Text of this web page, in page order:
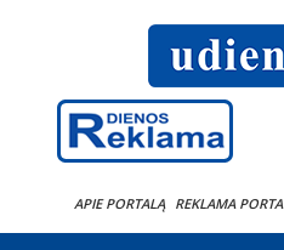
APIE PORTALĄ REKLAMA